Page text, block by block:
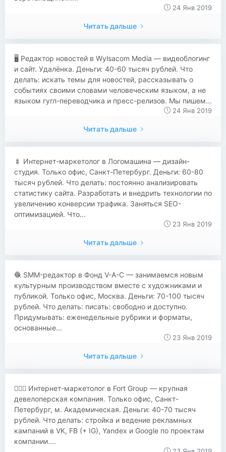
24 Янв 2019
Читать дальше
🖥 Редактор новостей в Wylsacom Media — видеоблогинг
и сайт. Удалёнка. Деньги: 40-60 тысяч рублей. Что
делать: искать темы для новостей, рассказывать о
событиях своими словами человеческим языком, а не
языком гугл-переводчика и пресс-релизов. Мы пишем...
24 Янв 2019
Читать дальше
🍢 Интернет-маркетолог в Логомашина — дизайн-
студия. Только офис, Санкт-Петербург. Деньги: 60-80
тысяч рублей. Что делать: постоянно анализировать
статистику сайта. Разработать и внедрить технологии по
увеличению конверсии трафика. Заняться SEO-
оптимизацией. Что...
23 Янв 2019
Читать дальше
🧶 SMM-редактор в Фонд V-A-C — занимаемся новым
культурным производством вместе с художниками и
публикой. Только офис, Москва. Деньги: 70-100 тысяч
рублей. Что делать: писать: свободно и доступно.
Придумывать: еженедельные рубрики и форматы,
основанные...
23 Янв 2019
Читать дальше
🙇🏼‍♂️ Интернет-маркетолог в Fort Group — крупная
девелоперская компания. Только офис, Санкт-
Петербург, м. Академическая. Деньги: 40-70 тысяч
рублей. Что делать: стройка и ведение рекламных
кампаний в VK, FB (+ IG), Yandex и Google по проектам
компании....